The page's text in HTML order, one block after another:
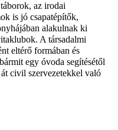
az irodai
is jó csapatépítők,
alakulnak ki
A társadalmi
eltérő formában és
egy óvoda segítésétől
civil szervezetekkel való